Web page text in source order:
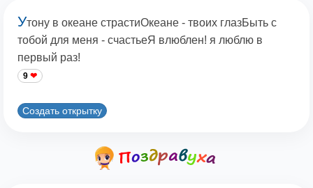
Утону в океане страстиОкеане - твоих глазБыть с
тобой для меня - счастьеЯ влюблен! я люблю в
первый раз!
9
Создать открытку